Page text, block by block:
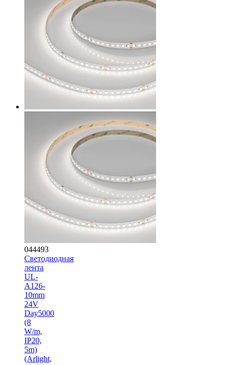
044493
Светодиодная
лента
UL-
A126-
10mm
24V
Day5000
(8
W/m,
IP20,
5m)
(Arlight,